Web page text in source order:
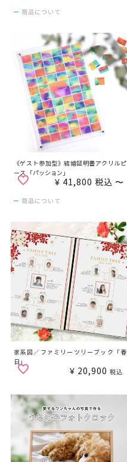
商品について
《ゲスト参加型》結婚証明書アクリルピ
ース 「パッション」
¥ 41,800 税込 〜
商品について
家系図／ファミリーツリーブック「春
日」
¥ 20,900 税込